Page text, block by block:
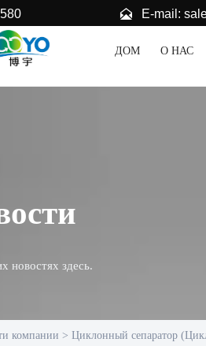
 E-mail:
ДОМ О НАС
новостях здесь.
компании > Циклонный сепаратор